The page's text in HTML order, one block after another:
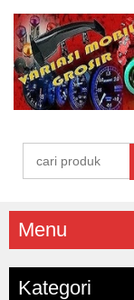
Menu
Kategori